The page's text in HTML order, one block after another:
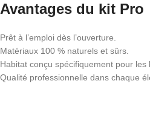
Avantages du kit Pro
Prêt à l’emploi dès l’ouverture.
Matériaux 100 % naturels et sûrs.
Habitat conçu spécifiquement pour les
Qualité professionnelle dans chaque